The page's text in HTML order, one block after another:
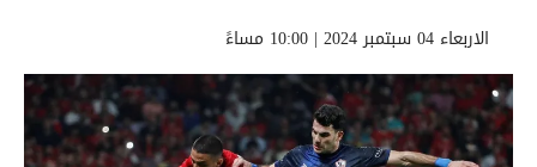
الاربعاء 04 سبتمبر 2024 | 10:00 مساءً